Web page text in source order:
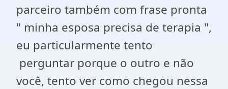
parceiro também com frase pronta
" minha esposa precisa de terapia ",
eu particularmente tento
perguntar porque o outro e não
você, tento ver como chegou nessa